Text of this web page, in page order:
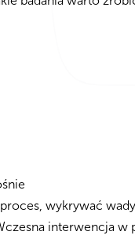
wykrywać
interwencja w